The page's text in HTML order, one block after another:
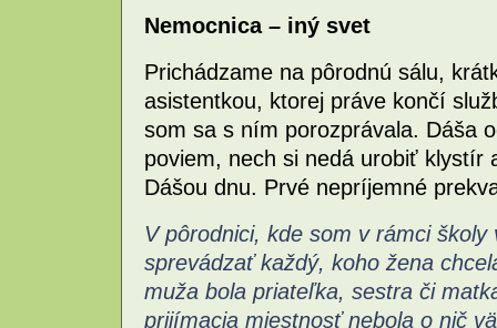
Nemocnica – iný svet
Prichádzame na pôrodnú sálu,
asistentkou, ktorej práve končí
som sa s ním porozprávala. Dáša
poviem, nech si nedá urobiť
Dášou dnu. Prvé nepríjemné
V pôrodnici, kde som v rámci
sprevádzať každý, koho žena
muža bola priateľka, sestra či
prijímacia miestnosť nebola o nič